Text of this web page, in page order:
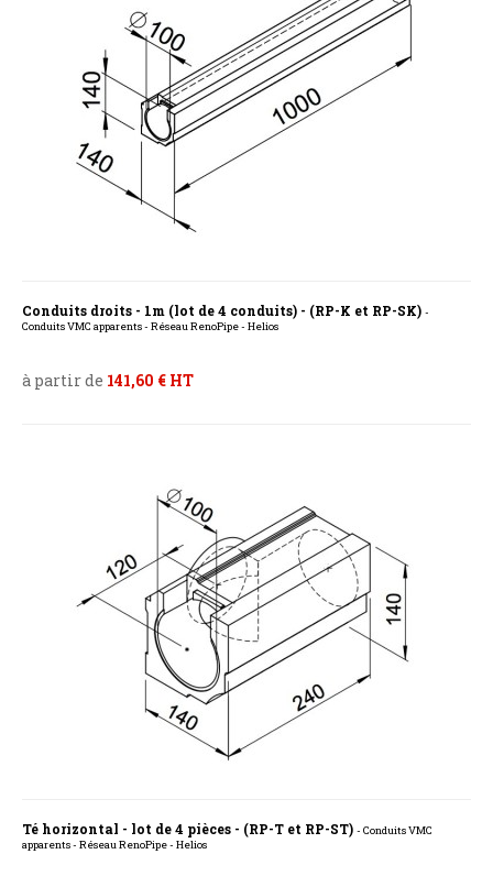
Conduits droits - 1m (lot de 4 conduits) - (RP-K et RP-SK) -
Conduits VMC apparents - Réseau RenoPipe - Helios
à partir de 141,60 € HT
Té horizontal - lot de 4 pièces - (RP-T et RP-ST) - Conduits VMC
apparents - Réseau RenoPipe - Helios